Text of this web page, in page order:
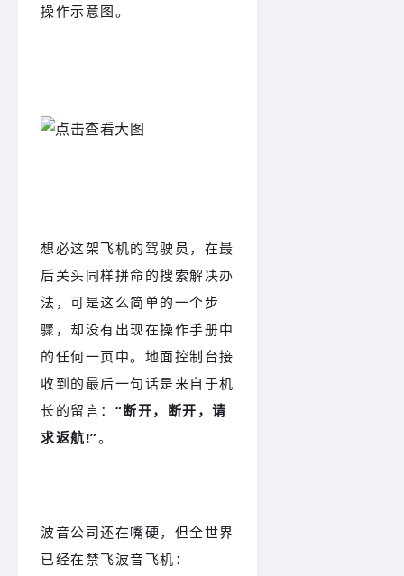
操作示意图。
想必这架飞机的驾驶员，在最
后关头同样拼命的搜索解决办
法，可是这么简单的一个步
骤，却没有出现在操作手册中
的任何一页中。地面控制台接
收到的最后一句话是来自于机
长的留言： “断开，断开，请
求返航!”。
波音公司还在嘴硬，但全世界
已经在禁飞波音飞机：